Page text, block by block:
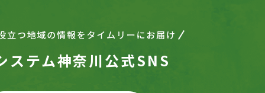
ステム神奈川公式SNS